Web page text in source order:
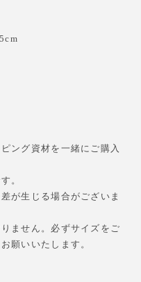
ング資材を一緒にご購入
。
が生じる場合がございま
ません。必ずサイズをご
願いいたします。